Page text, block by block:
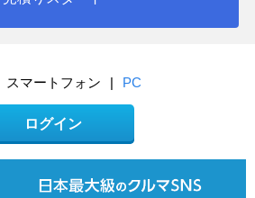
スマートフォン | PC
ログイン